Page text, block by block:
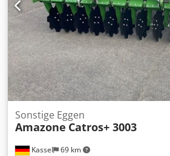
Kassel 69 km
Sonstige Eggen
Amazone Catros+ 3003